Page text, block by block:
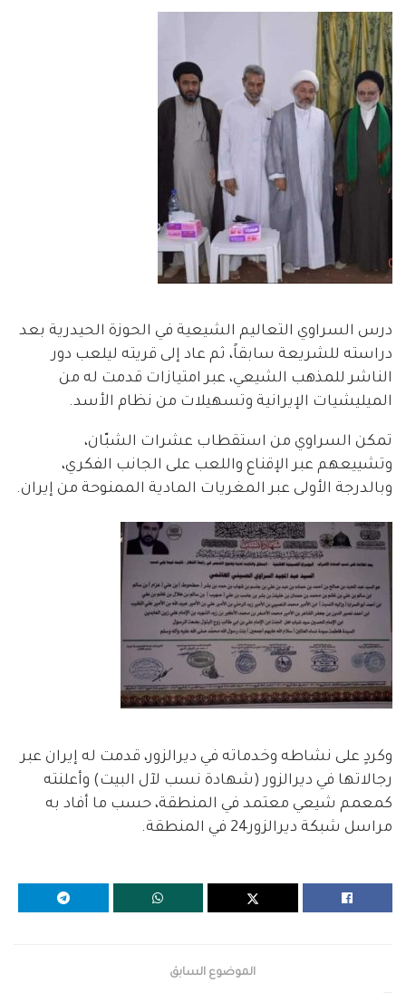
درس السراوي التعاليم الشيعية في الحوزة الحيدرية بعد
دراسته للشريعة سابقاً، ثم عاد إلى قريته ليلعب دور
الناشر للمذهب الشيعي، عبر امتيازات قدمت له من
الميليشيات الإيرانية وتسهيلات من نظام الأسد.
تمكن السراوي من استقطاب عشرات الشبّان،
وتشييعهم عبر الإقناع واللعب على الجانب الفكري،
وبالدرجة الأولى عبر المغريات المادية الممنوحة من إيران.
وكردٍ على نشاطه وخدماته في ديرالزور، قدمت له إيران عبر
رجالاتها في ديرالزور (شهادة نسب لآل البيت) وأعلنته
كمعمم شيعي معتمد في المنطقة، حسب ما أفاد به
مراسل شبكة ديرالزور24 في المنطقة.
الموضوع السابق